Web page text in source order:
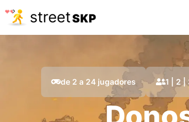
de 2 a 24 jugadores 1 | 2 |